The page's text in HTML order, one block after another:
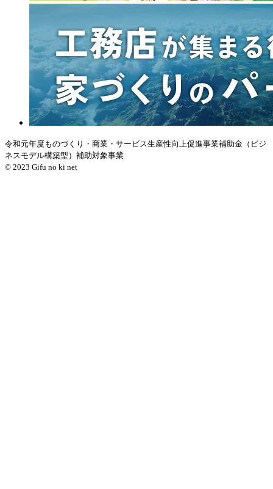
令和元年度ものづくり・商業・サービス生産性向上促進事業補助金（ビジ
ネスモデル構築型）補助対象事業
© 2023 Gifu no ki net